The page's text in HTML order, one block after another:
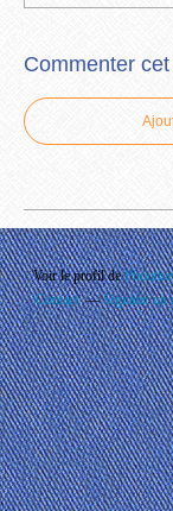
Commenter
Voir le profil de
Contact
Signaler un